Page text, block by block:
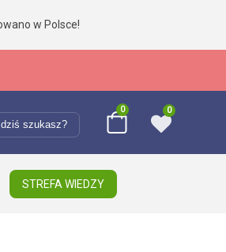
w Polsce!
0 0
STREFA WIEDZY